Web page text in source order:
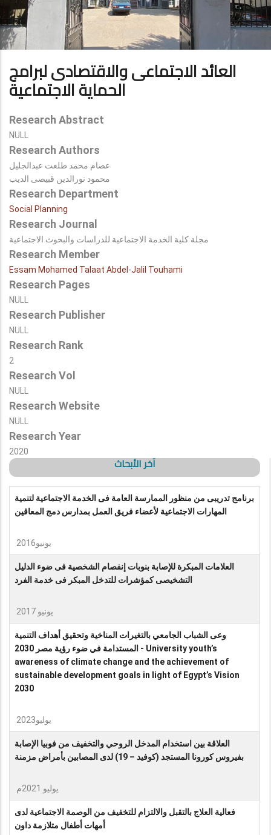
العائد الاجتماعى والاقتصادى لبرامج
الحماية الاجتماعية
Research Abstract
NULL
Research Authors
عصام محمد طلعت عبدالجليل
محمود نورالدين قبيصى الديب
Research Department
Social Planning
Research Journal
مجلة كلية الخدمة الاجتماعية للدراسات والبحوث الاجتماعية
Research Member
Essam Mohamed Talaat Abdel-Jalil Touhami
Research Pages
NULL
Research Publisher
NULL
Research Rank
2
Research Vol
NULL
Research Website
NULL
Research Year
2020
آخر الأبحاث
برنامج تدريبى من منظور الممارسة العامة فى الخدمة الاجتماعية لتنمية
المهارات الاجتماعية لأعضاء فريق العمل بمدارس دمج المعاقين
يونيو2016
العلامات المبكرة للإصابة بنوبات إنفصام الشخصية فى ضوء الدليل
التشخيصى كمؤشرات للتدخل المبكر فى خدمة الفرد
يونيو 2017
وعى الشباب الجامعي بالتغيرات المناخية وتحقيق أهداف التنمية
المستدامة في ضوء رؤية مصر 2030 - University youth’s
awareness of climate change and the achievement of
sustainable development goals in light of Egypt’s Vision
2030
يوليو2023
العلاقة بين استخدام المدخل الروحي والتخفيف من فوبيا الإصابة
بفيروس كورونا المستجد (كوفيد – 19) لدى المصابين بأمراض مزمنة
يوليو 2021م
فعالية العلاج بالتقبل والالتزام للتخفيف من الوصمة الاجتماعية لدى
أمهات أطفال متلازمة داون